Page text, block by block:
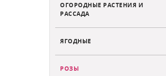
ОГОРОДНЫЕ РАСТЕНИЯ И
РАССАДА
ЯГОДНЫЕ
РОЗЫ